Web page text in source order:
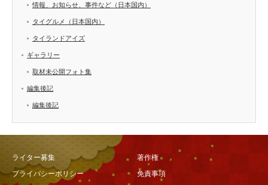
情報、お知らせ、事件など（日本国内）
タイグルメ（日本国内）
タイランドアイズ
ギャラリー
取材未公開フォト集
編集後記
編集後記
ライター募集
著作権
プライバシーポリシー
免責事項